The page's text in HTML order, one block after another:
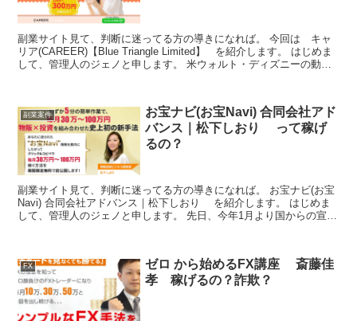
副業サイト見て、判断に迷ってる方の導きになれば。 今回は キャ
リア(CAREER)【Blue Triangle Limited】 を紹介します。 はじめま
して、管理人のジェノと申します。 米ウォルト・ディズニーの動画
副業案件
お宝ナビ(お宝Navi) 合同会社アド
バンス｜松下しおり って稼げ
るの？
副業サイト見て、判断に迷ってる方の導きになれば。 お宝ナビ(お宝
Navi) 合同会社アドバンス｜松下しおり を紹介します。 はじめま
して、管理人のジェノと申します。 先日、今年1月より国からの宣言
FX
ゼロ から始めるFX講座 斎藤佳
孝 稼げるの？詐欺？